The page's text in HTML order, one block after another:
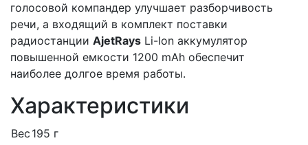
голосовой компандер улучшает разборчивость
речи, а входящий в комплект поставки
радиостанции AjetRays Li-Ion аккумулятор
повышенной емкости 1200 mAh обеспечит
наиболее долгое время работы.
Характеристики
Вес 195 г